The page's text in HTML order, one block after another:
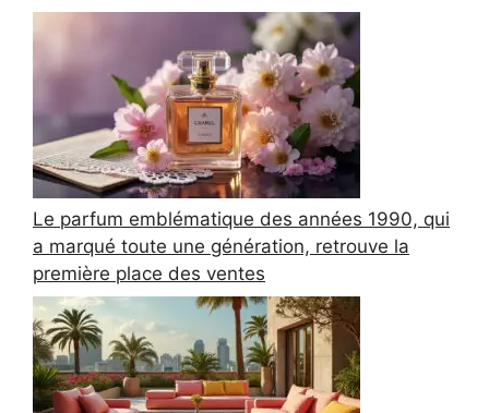
Le parfum emblématique des années 1990, qui
a marqué toute une génération, retrouve la
première place des ventes